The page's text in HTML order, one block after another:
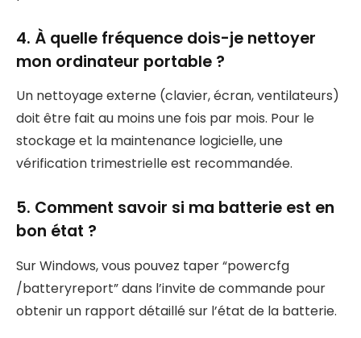
4. À quelle fréquence dois-je nettoyer
mon ordinateur portable ?
Un nettoyage externe (clavier, écran, ventilateurs)
doit être fait au moins une fois par mois. Pour le
stockage et la maintenance logicielle, une
vérification trimestrielle est recommandée.
5. Comment savoir si ma batterie est en
bon état ?
Sur Windows, vous pouvez taper “powercfg
/batteryreport” dans l’invite de commande pour
obtenir un rapport détaillé sur l’état de la batterie.